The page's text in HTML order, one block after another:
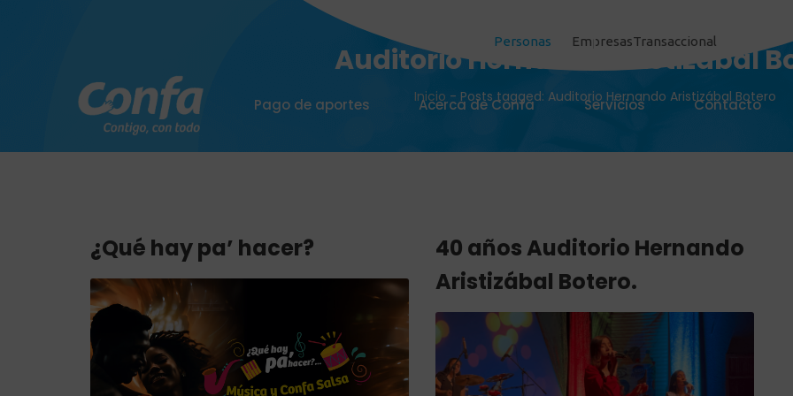
Personas EmpresasTransaccional
Pago de aportes Acerca de Confa Servicios Contacto
Auditorio Hernando Aristizábal
Inicio - Posts tagged: Auditorio Hernando Aristizábal Botero
¿Qué hay pa’ hacer?
40 años Auditorio Hernando
Aristizábal Botero.